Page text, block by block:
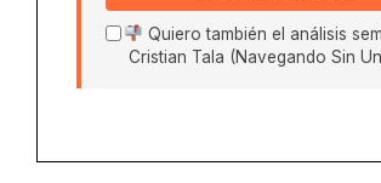
Quiero también el análisis
Cristian Tala (Navegando Sin